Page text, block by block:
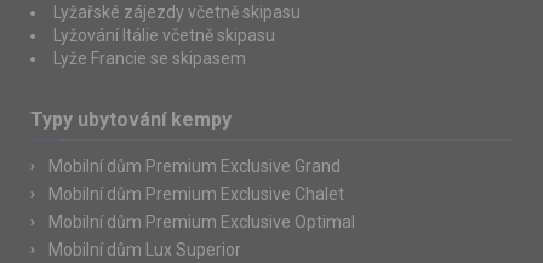
Lyžařské zájezdy včetně skipasu
Lyžování Itálie včetně skipasu
Lyže Francie se skipasem
Typy ubytování kempy
Mobilní dům Premium Exclusive Grand
Mobilní dům Premium Exclusive Chalet
Mobilní dům Premium Exclusive Optimal
Mobilní dům Lux Superior